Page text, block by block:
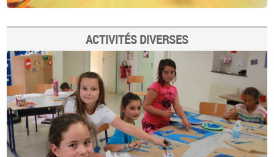
ACTIVITÉS DIVERSES